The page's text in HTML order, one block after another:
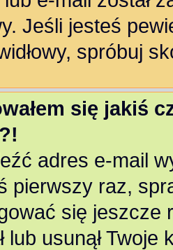
Jeśli jesteś
spróbuj
się jakiś
adres e-mail
pierwszy raz,
się jeszcze
lub usunął